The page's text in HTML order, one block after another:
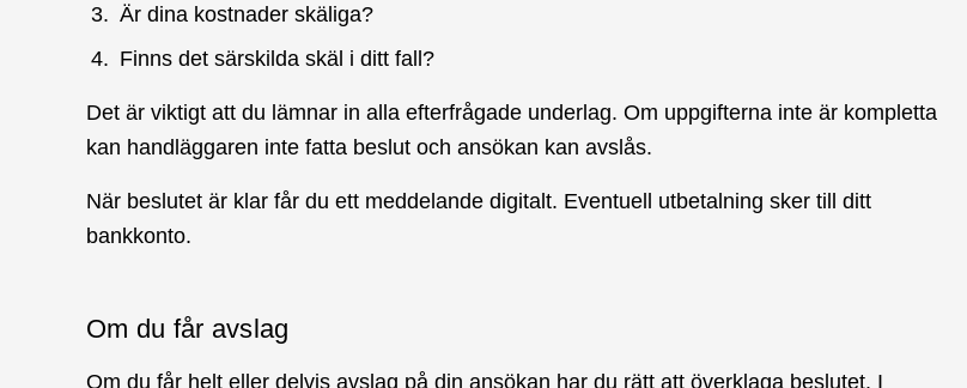
Är dina kostnader skäliga?
Finns det särskilda skäl i ditt fall?
Det är viktigt att du lämnar in alla efterfrågade underlag. Om uppgifterna inte är kompletta
kan handläggaren inte fatta beslut och ansökan kan avslås.
När beslutet är klar får du ett meddelande digitalt. Eventuell utbetalning sker till ditt
bankkonto.
Om du får avslag
Om du får helt eller delvis avslag på din ansökan har du rätt att överklaga beslutet. I